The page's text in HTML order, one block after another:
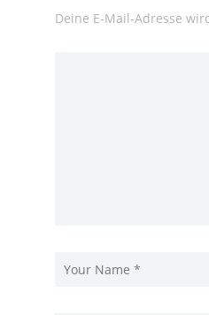
Deine E-Mail-Adresse